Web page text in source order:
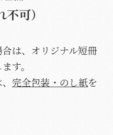
不可）
は、オリジナル短冊
す。
完全包装・のし紙を